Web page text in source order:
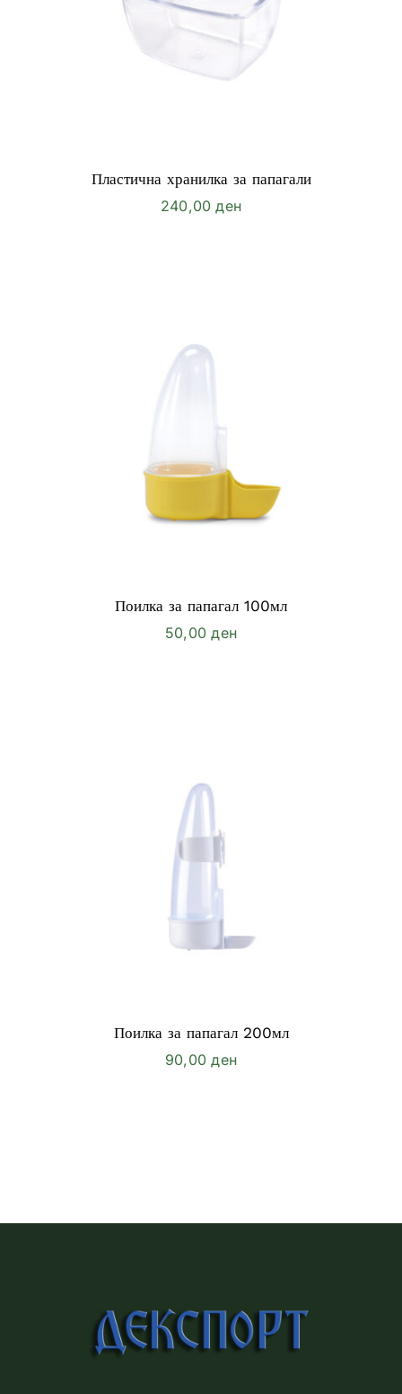
Пластична хранилка за папагали
240,00ден
Поилка за папагал 100мл
50,00ден
Поилка за папагал 200мл
90,00ден